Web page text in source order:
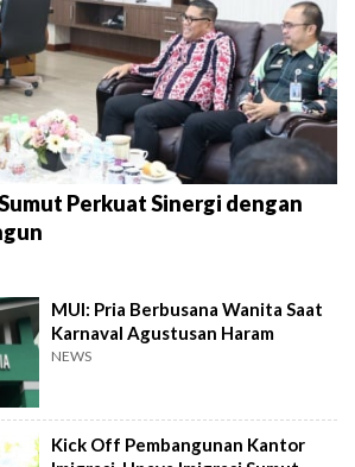
Perkuat Sinergi dengan
MUI: Pria Berbusana Wanita Saat
Karnaval Agustusan Haram
NEWS
Kick Off Pembangunan Kantor